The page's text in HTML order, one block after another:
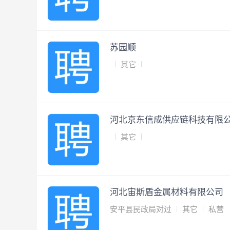
苏园顺
其它
河北京东信成供应链科技有限
其它
河北宙斯盾金属材料有限公司
安平县民政局对过 其它 私营